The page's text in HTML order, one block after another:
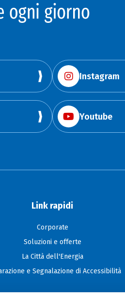
Instagram
Youtube
Link rapidi
Corporate
Soluzioni e offerte
La Città dell'Energia
e Segnalazione di Accessibilità